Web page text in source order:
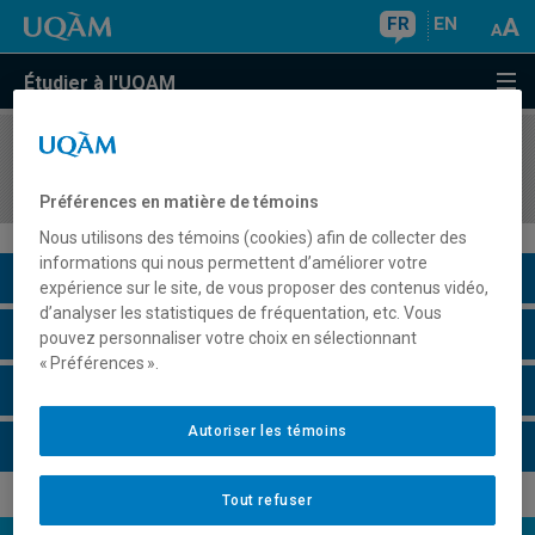
FR EN
Étudier à l'UQAM
COURS//
Description du cours
Horaire - Été 2026
Préférences en matière de témoins
Nous utilisons des témoins (cookies) afin de collecter des
informations qui nous permettent d’améliorer votre
expérience sur le site, de vous proposer des contenus vidéo,
d’analyser les statistiques de fréquentation, etc. Vous
pouvez personnaliser votre choix en sélectionnant
« Préférences ».
Tout refuser
Autoriser les témoins